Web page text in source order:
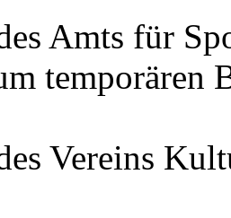
Amts für
temporären
Vereins